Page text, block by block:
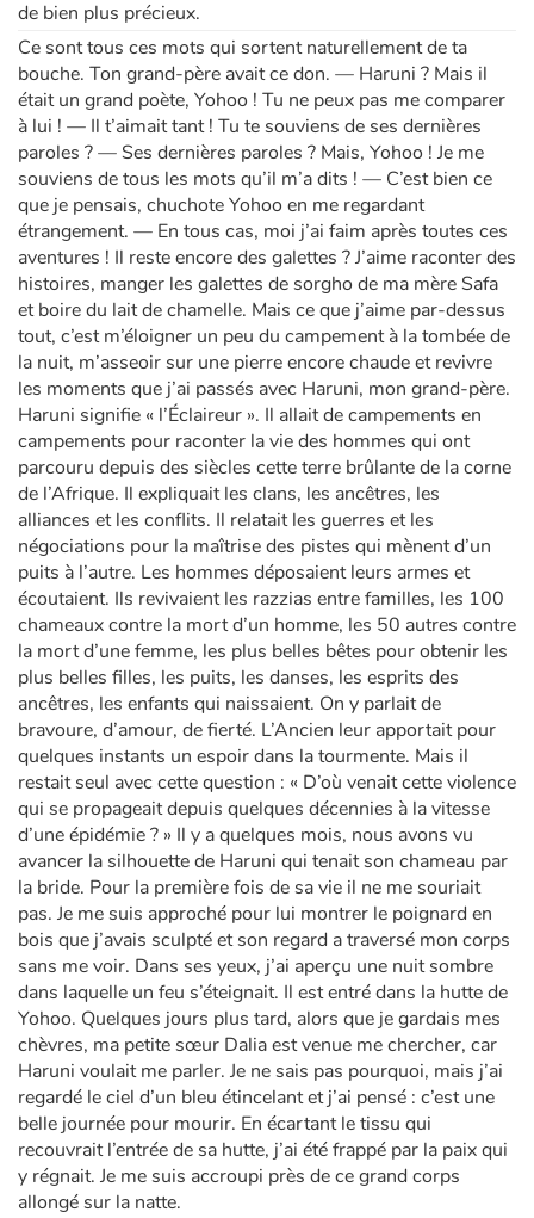
de bien plus précieux.
Ce sont tous ces mots qui sortent naturellement de ta
bouche. Ton grand-père avait ce don. — Haruni ? Mais il
était un grand poète, Yohoo ! Tu ne peux pas me comparer
à lui ! — Il t’aimait tant ! Tu te souviens de ses dernières
paroles ? — Ses dernières paroles ? Mais, Yohoo ! Je me
souviens de tous les mots qu’il m’a dits ! — C’est bien ce
que je pensais, chuchote Yohoo en me regardant
étrangement. — En tous cas, moi j’ai faim après toutes ces
aventures ! Il reste encore des galettes ? J’aime raconter des
histoires, manger les galettes de sorgho de ma mère Safa
et boire du lait de chamelle. Mais ce que j’aime par-dessus
tout, c’est m’éloigner un peu du campement à la tombée de
la nuit, m’asseoir sur une pierre encore chaude et revivre
les moments que j’ai passés avec Haruni, mon grand-père.
Haruni signifie « l’Éclaireur ». Il allait de campements en
campements pour raconter la vie des hommes qui ont
parcouru depuis des siècles cette terre brûlante de la corne
de l’Afrique. Il expliquait les clans, les ancêtres, les
alliances et les conflits. Il relatait les guerres et les
négociations pour la maîtrise des pistes qui mènent d’un
puits à l’autre. Les hommes déposaient leurs armes et
écoutaient. Ils revivaient les razzias entre familles, les 100
chameaux contre la mort d’un homme, les 50 autres contre
la mort d’une femme, les plus belles bêtes pour obtenir les
plus belles filles, les puits, les danses, les esprits des
ancêtres, les enfants qui naissaient. On y parlait de
bravoure, d’amour, de fierté. L’Ancien leur apportait pour
quelques instants un espoir dans la tourmente. Mais il
restait seul avec cette question : « D’où venait cette violence
qui se propageait depuis quelques décennies à la vitesse
d’une épidémie ? » Il y a quelques mois, nous avons vu
avancer la silhouette de Haruni qui tenait son chameau par
la bride. Pour la première fois de sa vie il ne me souriait
pas. Je me suis approché pour lui montrer le poignard en
bois que j’avais sculpté et son regard a traversé mon corps
sans me voir. Dans ses yeux, j’ai aperçu une nuit sombre
dans laquelle un feu s’éteignait. Il est entré dans la hutte de
Yohoo. Quelques jours plus tard, alors que je gardais mes
chèvres, ma petite sœur Dalia est venue me chercher, car
Haruni voulait me parler. Je ne sais pas pourquoi, mais j’ai
regardé le ciel d’un bleu étincelant et j’ai pensé : c’est une
belle journée pour mourir. En écartant le tissu qui
recouvrait l’entrée de sa hutte, j’ai été frappé par la paix qui
y régnait. Je me suis accroupi près de ce grand corps
allongé sur la natte.